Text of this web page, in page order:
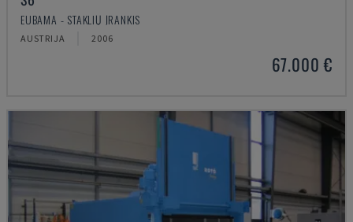
EUBAMA - STAKLIŲ ĮRANKIS
AUSTRIJA 2006
67.000 €